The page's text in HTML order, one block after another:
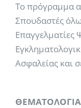
Το πρόγραμμα
Σπουδαστές
Επαγγελματίες
Ασφαλείας και